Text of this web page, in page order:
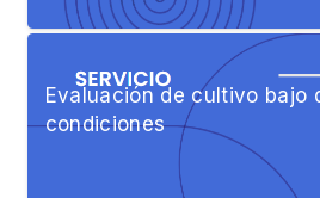
Evaluación de cultivo bajo
condiciones